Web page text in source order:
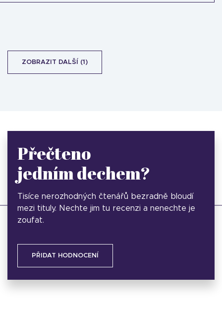
ZOBRAZIT DALŠÍ (1)
Přečteno
jedním dechem?
Tisíce nerozhodných čtenářů bezradně bloudí
mezi tituly. Nechte jim tu recenzi a nenechte je
zoufat.
PŘIDAT HODNOCENÍ